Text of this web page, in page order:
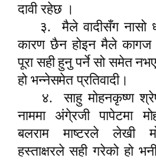
दावी रहेछ ।
३.
मैले वादीसँग नासो
कारण छैन होइन मैले कागज
पूरा सही हुनु पर्ने सो समेत
हो भन्नेसमेत प्रतिवादी।
४.
साहु मोहनकृष्ण
नाममा अंगे्रजी पापेटमा
बलराम माष्टरले लेखी
हस्ताक्षरले सही गरेको हो